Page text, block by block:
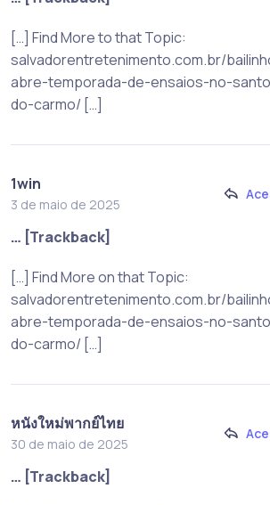
[…] Find More to that Topic:
salvadorentretenimento.com.br/
abre-temporada-de-ensaios-no-
do-carmo/ […]
1win
3 de maio de 2025
… [Trackback]
[…] Find More on that Topic:
salvadorentretenimento.com.br/
abre-temporada-de-ensaios-no-
do-carmo/ […]
หนังใหม่พากย์ไทย
30 de maio de 2025
… [Trackback]